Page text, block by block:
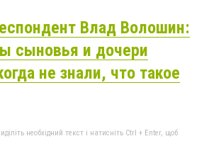
Влад Волошин:
сыновья и дочери
не знали, что такое
необхідний текст і натисніть Ctrl + Enter, щоб